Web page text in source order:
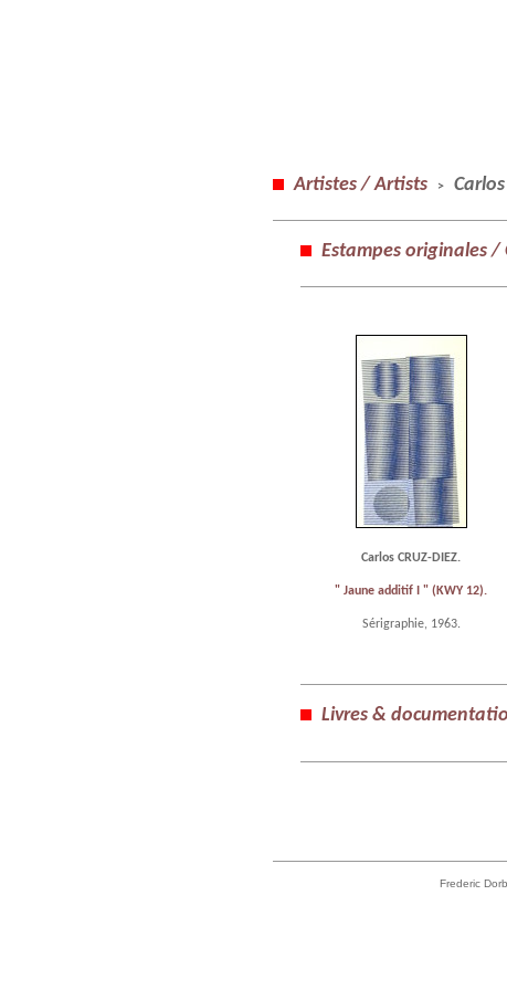
Artistes / Artists > Carlos
Estampes originales
Carlos CRUZ-DIEZ.
" Jaune additif I " (KWY 12).
Sérigraphie, 1963.
Livres &
Frederic